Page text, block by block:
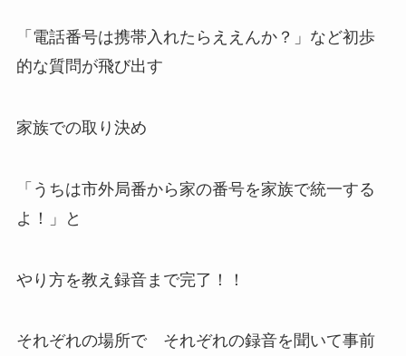
「電話番号は携帯入れたらええんか？」など初歩
的な質問が飛び出す
家族での取り決め
「うちは市外局番から家の番号を家族で統一する
よ！」と
やり方を教え録音まで完了！！
それぞれの場所で それぞれの録音を聞いて事前